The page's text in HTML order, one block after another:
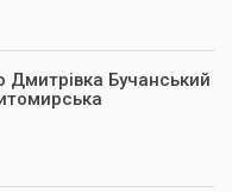
Бучанський